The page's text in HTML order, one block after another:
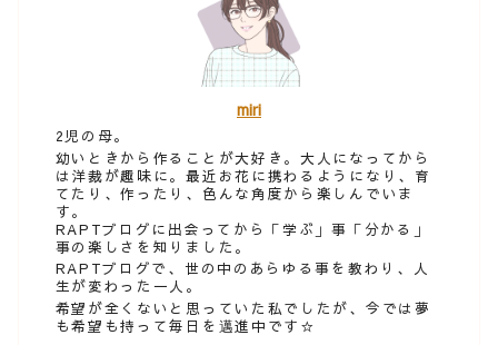
miri
2児の母。
幼いときから作ることが大好き。大人になってから
は洋裁が趣味に。最近お花に携わるようになり、育
てたり、作ったり、色んな角度から楽しんでいま
す。
RAPTブログに出会ってから「学ぶ」事「分かる」
事の楽しさを知りました。
RAPTブログで、世の中のあらゆる事を教わり、人
生が変わった一人。
希望が全くないと思っていた私でしたが、今では夢
も希望も持って毎日を邁進中です☆